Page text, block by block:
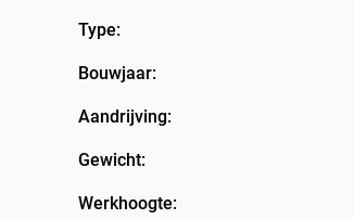
Type:
Bouwjaar:
Aandrijving:
Gewicht:
Werkhoogte: